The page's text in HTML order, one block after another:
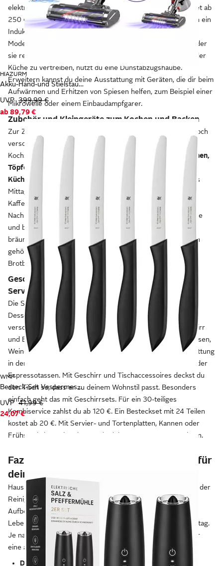
HIAZURM
Akku-Hand-und Stielstaubsauger Akku Staubsauger,55000Pa/1.8L/55min 8 in 1 Staubsauger Kabellos
UVP 399,99 €
ab 89,79 €
WMF
Besteck-Set Vespermesser, Klinge mit Wellenschliff aus Spezialklingenstahl
UVP 41,99 €
24,07 €
elektrischen Herd mit einem 60 l großen Backofen. Er kostet ab
250 €. Für Familien, in denen häufig gekocht wird, lohnt sich ein
Induktionsherd mit 70-l-Backofen ab 850 €. Hochwertige
Modelle bringen Sonderfunktionen wie Backsensoren mit oder
sie reinigen sich selbstständig. Um die Essensgerüche aus der
Küche zu vertreiben, nutzt du eine Dunstabzugshaube.
Erweitern kannst du deine Ausstattung mit Geräten, die dir beim
Aufwärmen und Erhitzen von Spiesen helfen, zum Beispiel einer
Mikrowelle oder einem Einbaudampfgarer.
Zubehör und Kleingeräte zum Kochen und Backen
Zur Zubereitung deiner Nahrungsmittel brauchst du auch noch
verschiedene Gerätschaften. Zur Grundausstattung an
Kochzubehör und Backzubehör gehören zum Beispiel
Pfannen,
Töpfe, Auflaufformen, Mühlen, Küchenmesser und
Küchenwaagen.
Dabei geht es aber nicht immer nur um das
Mittagessen. Morgens bereitest du dir mit deiner
Kaffeemaschine einen Espresso oder Cappuccino zu.
Nachmittags erhitzt du im Wasserkocher Wasser für den Tee
und backst im Waffeleisen Waffeln für die Kinder, abends
bräunst du dein Brot im Toaster. Zu den Küchenkleingeräten
gehören auch Entsafter, Küchenmaschinen und
Brotbackautomaten.
Geschirr und Tischaccessoires zum Essen und
Servieren
Die Suppe kommt in den Suppenteller, der Nachtisch in die
Dessertschale, der Kuchen auf den Kuchenteller: Für
verschiedene Speisen brauchst du unterschiedliches Geschirr
und Besteck. Das gilt auch für Getränke: Kaffee- und Teetassen,
Wein-, Sekt-, Bier- und Saftgläser gehören zur Grundausstattung
in der Küche, dazu kommen je nach Bedarf Cocktailgläser oder
Espressotassen. Mit Geschirr und Tischaccessoires deckst du
den Tisch so, dass er zu deinem Wohnstil passt. Besonders
einfach geht das mit Geschirrsets. Für ein 30-teiliges
Kombiservice zahlst du ab 120 €. Ein Besteckset mit 24 Teilen
kostet ab 20 €. Mit Servier- und Tortenplatten, Kannen oder
Frühstücksbrettchen kannst du deine Ausstattung erweitern.
Fazit: Praktische Geräte und Utensilien für
deinen Haushalt
Haushaltsgeräte und Haushaltsartikel nehmen dir Arbeit bei der
Reinigung von Wäsche, Böden und Geschirr sowie bei der
Aufbewahrung, der Zubereitung und dem Servieren von
Lebensmitteln ab. Damit erleichtern sie dir zu Hause den Alltag.
Je nach Haushaltsgröße und Komfortanspruch kannst du dir
eine auf dich abgestimmte Ausstattung zusammenstellen:
Die Reinigung von Wäsche, Böden und Geschirr